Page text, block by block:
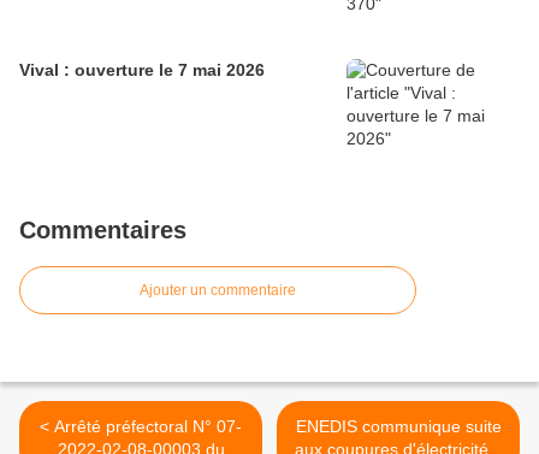
Vival : ouverture le 7 mai 2026
Commentaires
Ajouter un commentaire
< Arrêté préfectoral N° 07-
2022-02-08-00003 du
ENEDIS communique suite
aux coupures d'électricité à